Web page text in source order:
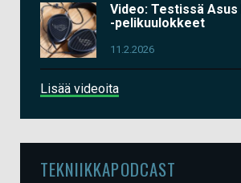
Video: Testissä Asus
-pelikuulokkeet
11.2.2026
Lisää videoita
TEKNIIKKAPODCAST